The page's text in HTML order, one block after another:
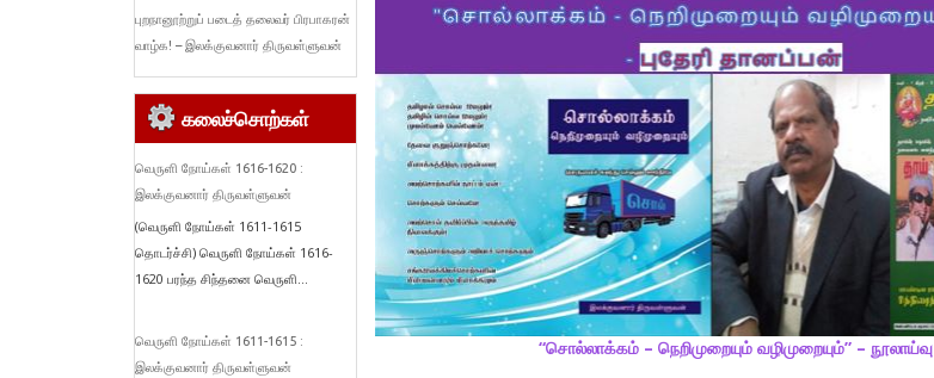
“சொல்லாக்கம் – நெறிமுறையும் வழிமுறையும்” – நூலாய்வு
புறநானூற்றுப் படைத் தலைவர் பிரபாகரன்
வாழ்க! – இலக்குவனார் திருவள்ளுவன்
கலைச்சொற்கள்
வெருளி நோய்கள் 1616-1620 :
இலக்குவனார் திருவள்ளுவன்
(வெருளி நோய்கள் 1611-1615
தொடர்ச்சி) வெருளி நோய்கள் 1616-
1620 பரந்த சிந்தனை வெருளி...
வெருளி நோய்கள் 1611-1615 :
இலக்குவனார் திருவள்ளுவன்